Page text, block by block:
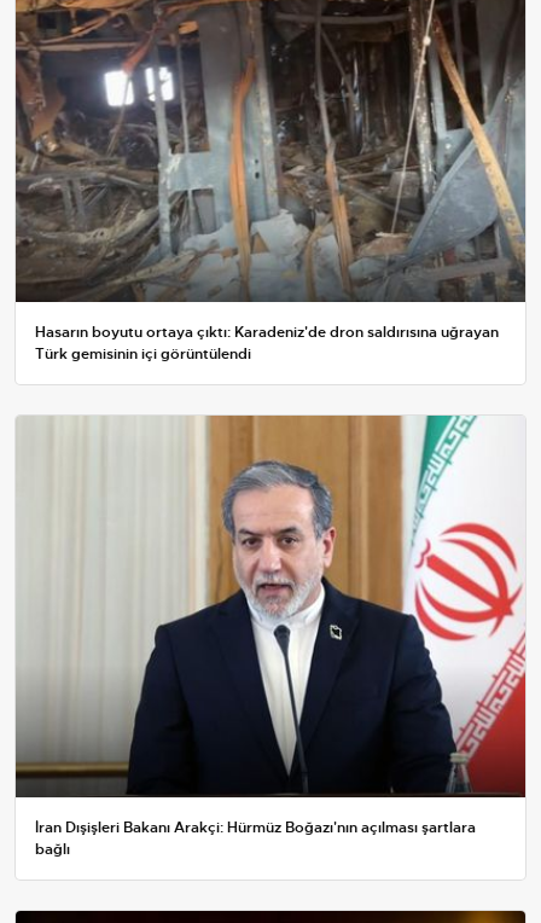
Hasarın boyutu ortaya çıktı: Karadeniz'de dron saldırısına uğrayan
Türk gemisinin içi görüntülendi
İran Dışişleri Bakanı Arakçi: Hürmüz Boğazı'nın açılması şartlara
bağlı